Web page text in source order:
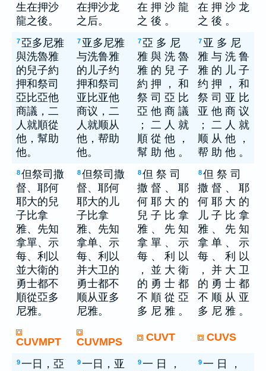
生在押沙
龍之後。
在押沙龙
之后。
在 押 沙 龍
之 後 。
在 押 沙 龙
之 後 。
7 亞多尼雅
與洗魯雅
的兒子約
押和祭司
亞比亞他
商議，二
人就順從
他，幫助
他。
7 亚多尼雅
与洗鲁雅
的儿子约
押和祭司
亚比亚他
商议，二
人就顺从
他，帮助
他。
7 亞 多 尼
雅 與 洗 魯
雅 的 兒 子
約 押 ， 和
祭 司 亞 比
亞 他 商 議
； 二 人 就
順 從 他 ，
幫 助 他 。
7 亚 多 尼
雅 与 洗 鲁
雅 的 儿 子
约 押 ， 和
祭 司 亚 比
亚 他 商 议
； 二 人 就
顺 从 他 ，
帮 助 他 。
8但祭司撒
督、耶何
耶大的兒
子比拿
雅、先知
拿單、示
每、利以
並大衛的
勇士都不
順從亞多
尼雅。
8但祭司撒
督、耶何
耶大的儿
子比拿
雅、先知
拿单、示
每、利以
并大卫的
勇士都不
顺从亚多
尼雅。
8但 祭 司
撒 督 、 耶
何 耶 大 的
兒 子 比 拿
雅 、 先 知
拿 單 、 示
每 、 利 以
， 並 大 衛
的 勇 士 都
不 順 從 亞
多 尼 雅 。
8但 祭 司
撒 督 、 耶
何 耶 大 的
儿 子 比 拿
雅 、 先 知
拿 单 、 示
每 、 利 以
， 并 大 卫
的 勇 士 都
不 顺 从 亚
多 尼 雅 。
CUVMPT CUVMPS CUVT CUVS
9一日，亞
9一日，亚
9一 日 ，
9一 日 ，